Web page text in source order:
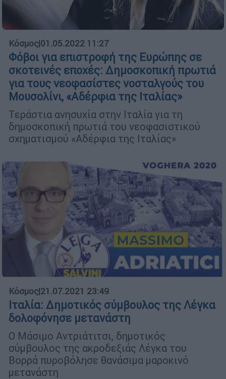
Κόσμος|01.05.2022 11:27
Φόβοι για επιστροφή της Ευρώπης σε
σκοτεινές εποχές: Δημοσκοπική πρωτιά
για τους νεοφασίστες νοσταλγούς του
Μουσολίνι, «Αδέρφια της Ιταλίας»
Τεράστια ανησυχία στην Ιταλία για τη
δημοσκοπική πρωτιά του νεοφασιστικού
σχηματισμού «Αδέρφια της Ιταλίας»
Κόσμος|21.07.2021 23:49
Ιταλία: Δημοτικός σύμβουλος της Λέγκα
δολοφόνησε μετανάστη
Ο Μάσιμο Αντριάτιτσι, δημοτικός
σύμβουλος της ακροδεξιάς Λέγκα του
Βορρά πυροβόλησε θανάσιμα μαροκινό
μετανάστη